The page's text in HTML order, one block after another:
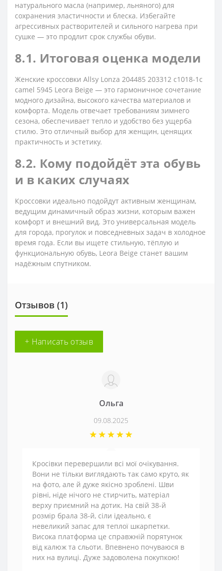
натурального масла (например, льняного) для
сохранения эластичности и блеска. Избегайте
агрессивных растворителей и сильного нагрева при
сушке — это продлит срок службы обуви.
8.1. Итоговая оценка модели
Женские кроссовки Allsy Lonza 204485 203312 c1018-1c
camel 5945 Leora Beige — это гармоничное сочетание
модного дизайна, высокого качества материалов и
комфорта. Модель отвечает требованиям зимнего
сезона, обеспечивает тепло и удобство без ущерба
стилю. Это отличный выбор для женщин, ценящих
практичность и эстетику.
8.2. Кому подойдёт эта обувь
и в каких случаях
Кроссовки идеально подойдут активным женщинам,
ведущим динамичный образ жизни, которым важен
комфорт и внешний вид. Это универсальная модель
для города, прогулок и повседневных задач в холодное
время года. Если вы ищете стильную, тёплую и
функциональную обувь, Leora Beige станет вашим
надёжным спутником.
Отзывов (1)
+ Написать отзыв
Ольга
09.08.2025
Кросівки перевершили всі мої очікування.
Вони не тільки виглядають так само круто, як
на фото, але й дуже якісно зроблені. Шви
рівні, ніде нічого не стирчить, матеріал
верху приємний на дотик. На свій 38-й
розмір брала 38-й, сіли ідеально, є
невеликий запас для теплої шкарпетки.
Висока платформа це справжній порятунок
від калюж та сльоти. Впевнено почуваюся в
них на вулиці. Дуже задоволена покупкою!